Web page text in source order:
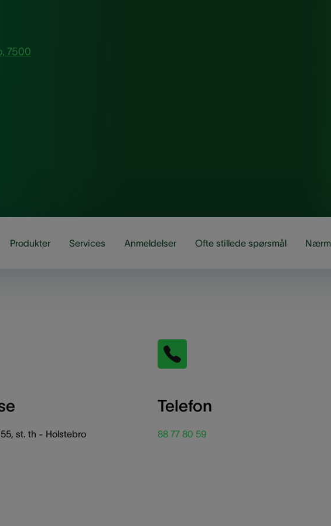
7500
Produkter Services Anmeldelser Ofte stillede spørsmål
st. th - Holstebro
Telefon
88 77 80 59